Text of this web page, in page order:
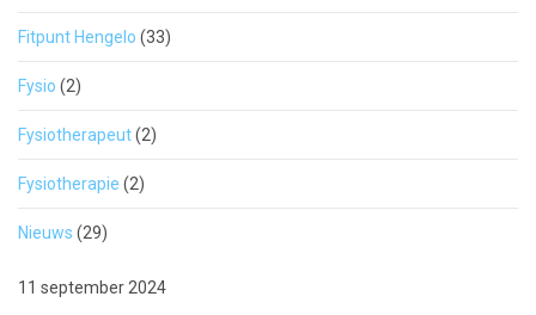
Fitpunt Hengelo (33)
Fysio (2)
Fysiotherapeut(2)
Fysiotherapie (2)
Nieuws (29)
11 september 2024